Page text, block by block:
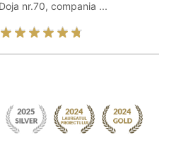
nr.70, compania ...